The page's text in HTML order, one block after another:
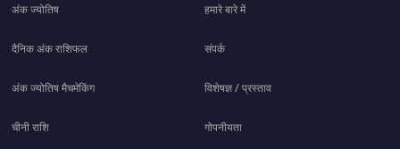
अंक ज्योतिष
दैनिक अंक राशिफल
अंक ज्योतिष मैचमेकिंग
चीनी राशि
हमारे बारे में
संपर्क
विशेषज्ञ / प्रस्ताव
गोपनीयता